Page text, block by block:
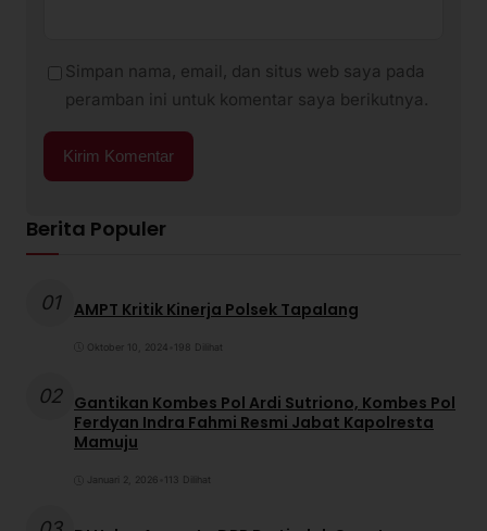
Simpan nama, email, dan situs web saya pada
peramban ini untuk komentar saya berikutnya.
Berita Populer
01 AMPT Kritik Kinerja Polsek Tapalang
Oktober 10, 2024 198 Dilihat
02 Gantikan Kombes Pol Ardi Sutriono, Kombes Pol
Ferdyan Indra Fahmi Resmi Jabat Kapolresta
Mamuju
Januari 2, 2026 113 Dilihat